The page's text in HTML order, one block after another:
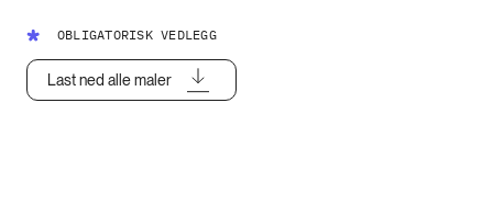
OBLIGATORISK VEDLEGG
Last ned alle maler